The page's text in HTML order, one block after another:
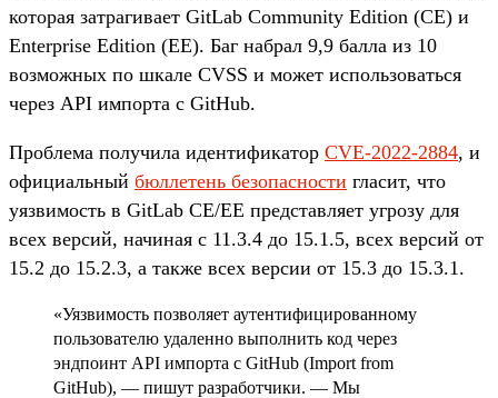
которая затрагивает GitLab Community Edition (CE) и
Enterprise Edition (EE). Баг набрал 9,9 балла из 10
возможных по шкале CVSS и может использоваться
через API импорта с GitHub.
Проблема получила идентификатор CVE-2022-2884, и
официальный бюллетень безопасности гласит, что
уязвимость в GitLab CE/EE представляет угрозу для
всех версий, начиная с 11.3.4 до 15.1.5, всех версий от
15.2 до 15.2.3, а также всех версии от 15.3 до 15.3.1.
«Уязвимость позволяет аутентифицированному
пользователю удаленно выполнить код через
эндпоинт API импорта с GitHub (Import from
GitHub), — пишут разработчики. — Мы